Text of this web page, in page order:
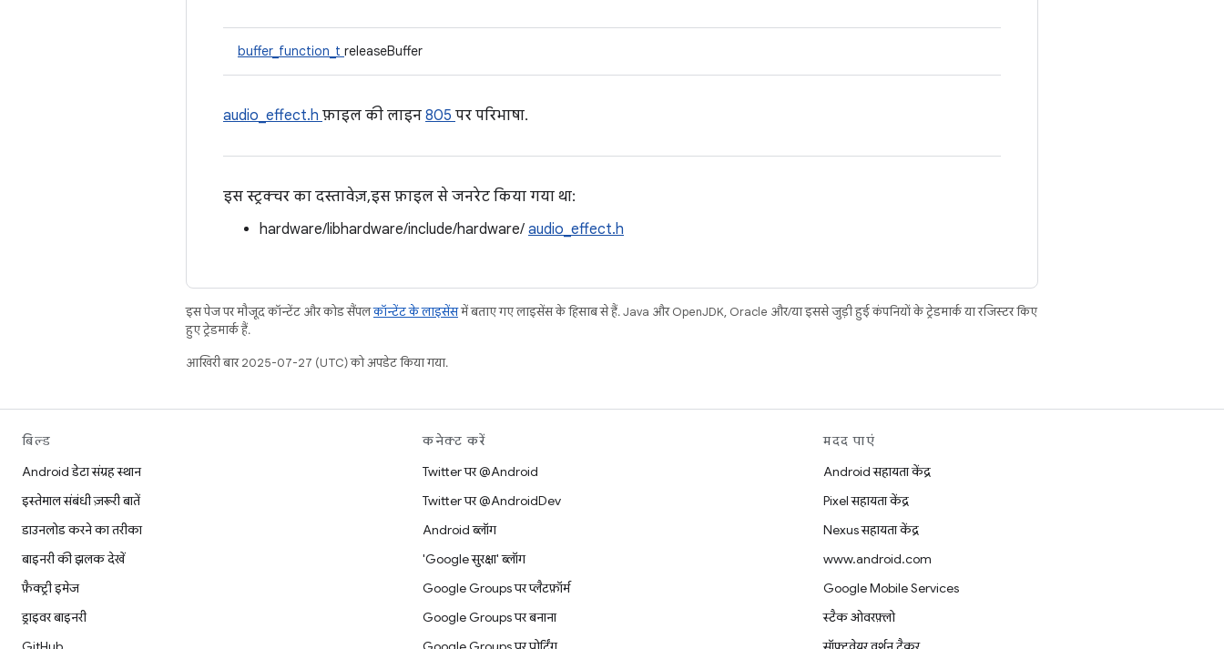
buffer_function_t releaseBuffer
audio_effect.h फ़ाइल की लाइन 805 पर परिभाषा.
इस स्ट्रक्चर का दस्तावेज़, इस फ़ाइल से जनरेट किया गया था:
hardware/libhardware/include/hardware/ audio_effect.h
इस पेज पर मौजूद कॉन्टेंट और कोड सैंपलकॉन्टेंट के लाइसेंसमें बताए गए लाइसेंस के हिसाब से हैं. Java और OpenJDK, Oracle और/या इससे जुड़ी हुई कंपनियों के ट्रेडमार्क या रजिस्टर किए
हुए ट्रेडमार्क हैं.
आखिरी बार 2025-07-27 (UTC) को अपडेट किया गया.
बिल्ड
Android डेटा संग्रह स्थान
इस्तेमाल संबंधी ज़रूरी बातें
डाउनलोड करने का तरीका
बाइनरी की झलक देखें
फ़ैक्ट्री इमेज
ड्राइवर बाइनरी
कनेक्ट करें
Twitter पर @Android
Twitter पर @AndroidDev
Android ब्लॉग
'Google सुरक्षा' ब्लॉग
Google Groups पर प्लैटफ़ॉर्म
Google Groups पर बनाना
मदद पाएं
Android सहायता केंद्र
Pixel सहायता केंद्र
Nexus सहायता केंद्र
www.android.com
Google Mobile Services
स्टैक ओवरफ़्लो